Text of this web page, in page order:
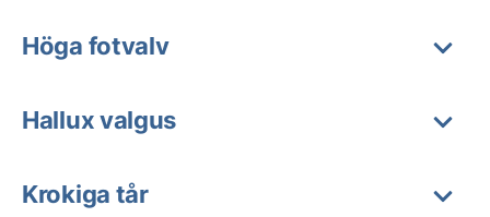
Höga fotvalv
Hallux valgus
Krokiga tår